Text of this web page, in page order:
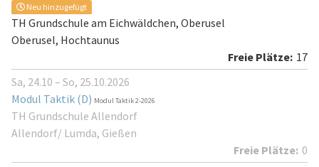
Neu hinzugefügt
TH Grundschule am Eichwäldchen, Oberusel
Oberusel, Hochtaunus
17
Sa, 24.10 – So, 25.10.2026
Modul Taktik (D) Modul Taktik 2-2026
TH Grundschule Allendorf
Allendorf/ Lumda, Gießen
0